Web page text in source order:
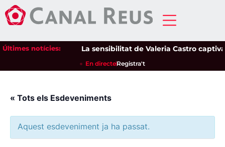
Últimes notícies: La sensibilitat de Valeria Castro
En directeRegistra't
« Tots els Esdeveniments
Aquest esdeveniment ja ha passat.